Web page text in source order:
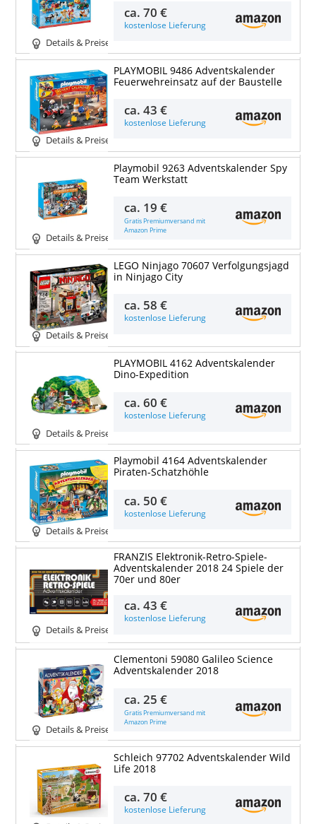
Details & Preise
ca.70 €
kostenlose Lieferung
Details & Preise
PLAYMOBIL 9486 Adventskalender
Feuerwehreinsatz auf der Baustelle
ca.43 €
kostenlose Lieferung
Details & Preise
Playmobil 9263 Adventskalender Spy
Team Werkstatt
ca. 19 €
Gratis Premiumversand mit
Amazon Prime
Details & Preise
LEGO Ninjago 70607 Verfolgungsjagd
in Ninjago City
ca. 58 €
kostenlose Lieferung
Details & Preise
PLAYMOBIL 4162 Adventskalender
Dino-Expedition
ca.60 €
kostenlose Lieferung
Details & Preise
Playmobil 4164 Adventskalender
Piraten-Schatzhöhle
ca. 50 €
kostenlose Lieferung
Details & Preise
FRANZIS Elektronik-Retro-Spiele-
Adventskalender 2018 24 Spiele der
70er und 80er
ca.43 €
kostenlose Lieferung
Details & Preise
Clementoni 59080 Galileo Science
Adventskalender 2018
ca.25 €
Gratis Premiumversand mit
Amazon Prime
Schleich 97702 Adventskalender Wild
Life 2018
ca.70 €
kostenlose Lieferung